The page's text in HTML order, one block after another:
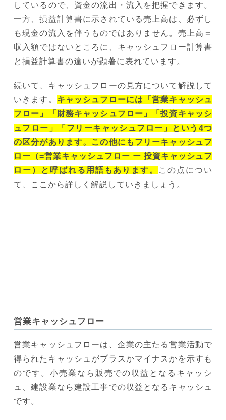
しているので、資金の流出・流入を把握できます。
一方、損益計算書に示されている売上高は、必ずし
も現金の流入を伴うものではありません。売上高＝
収入額ではないところに、キャッシュフロー計算書
と損益計算書の違いが顕著に表れています。
続いて、キャッシュフローの見方について解説して
いきます。 キャッシュフローには「営業キャッシュ
フロー」「財務キャッシュフロー」「投資キャッシ
ュフロー」「フリーキャッシュフロー」という4つ
の区分があります。この他にもフリーキャッシュフ
ロー（=営業キャッシュフロー ー 投資キャッシュフ
ロー）と呼ばれる用語もあります。
この点につい
て、ここから詳しく解説していきましょう。
営業キャッシュフロー
営業キャッシュフローは、企業の主たる営業活動で
得られたキャッシュがプラスかマイナスかを示すも
のです。小売業なら販売での収益となるキャッシ
ュ、建設業なら建設工事での収益となるキャッシュ
です。